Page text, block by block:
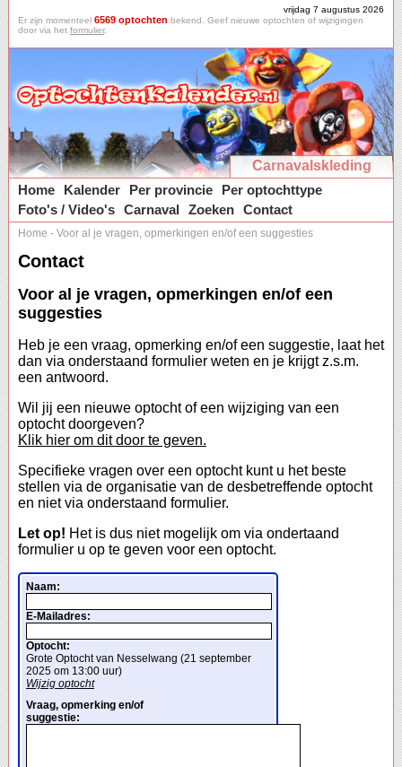
vrijdag 7 augustus 2026
Er zijn momenteel 6569 optochten bekend. Geef nieuwe optochten of wijzigingen
door via het formulier.
Carnavalskleding
Home
Kalender Per provincie
Per optochttype
Foto's / Video's Carnaval Zoeken Contact
Home - Voor al je vragen, opmerkingen en/of een suggesties
Contact
Voor al je vragen, opmerkingen en/of een
suggesties
Heb je een vraag, opmerking en/of een suggestie, laat het
dan via onderstaand formulier weten en je krijgt z.s.m.
een antwoord.
Wil jij een nieuwe optocht of een wijziging van een
optocht doorgeven?
Klik hier om dit door te geven.
Specifieke vragen over een optocht kunt u het beste
stellen via de organisatie van de desbetreffende optocht
en niet via onderstaand formulier.
Let op! Het is dus niet mogelijk om via ondertaand
formulier u op te geven voor een optocht.
Naam:
E-Mailadres:
Optocht:
Grote Optocht van Nesselwang (21 september
2025 om 13:00 uur)
Wijzig optocht
Vraag, opmerking en/of
suggestie: